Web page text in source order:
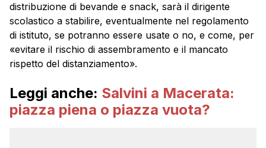
distribuzione di bevande e snack, sarà il dirigente
scolastico a stabilire, eventualmente nel regolamento
di istituto, se potranno essere usate o no, e come, per
«evitare il rischio di assembramento e il mancato
rispetto del distanziamento».
Leggi anche: Salvini a Macerata:
piazza piena o piazza vuota?